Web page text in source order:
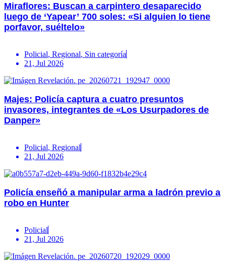
Miraflores: Buscan a carpintero desaparecido
luego de ‘Yapear’ 700 soles: «Si alguien lo tiene
porfavor, suéltelo»
Policial, Regional, Sin categoría
21, Jul 2026
Majes: Policía captura a cuatro presuntos
invasores, integrantes de «Los Usurpadores de
Danper»
Policial, Regional
21, Jul 2026
Policía enseñó a manipular arma a ladrón previo a
robo en Hunter
Policial
21, Jul 2026